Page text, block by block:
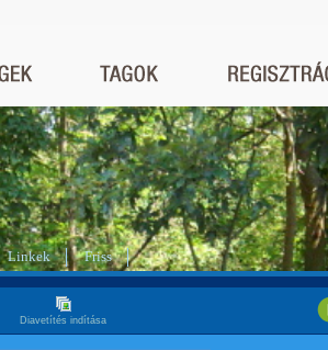
Linkek Friss
Diavetítés indítása